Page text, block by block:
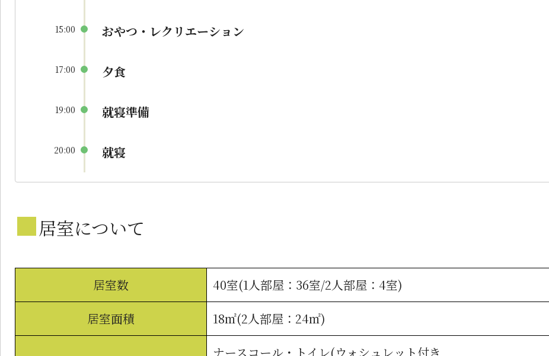
15:00 おやつ・レクリエーション
17:00 夕食
19:00 就寝準備
20:00 就寝
■居室について
居室数
40室(1人部屋：36室/2人部屋：4室)
居室面積
18㎡(2人部屋：24㎡)
ナースコール・トイレ(ウォシュレット付き